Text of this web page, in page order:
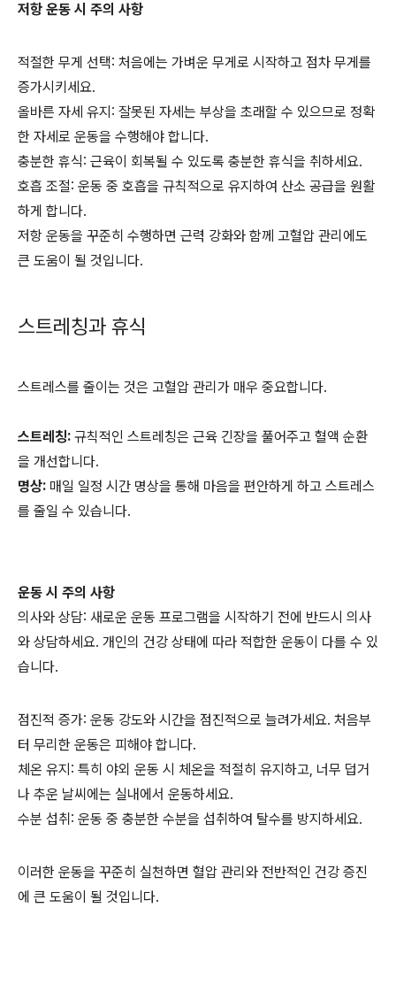
저항 운동 시 주의 사항
적절한 무게 선택: 처음에는 가벼운 무게로 시작하고 점차 무게를
증가시키세요.
올바른 자세 유지: 잘못된 자세는 부상을 초래할 수 있으므로 정확
한 자세로 운동을 수행해야 합니다.
충분한 휴식: 근육이 회복될 수 있도록 충분한 휴식을 취하세요.
호흡 조절: 운동 중 호흡을 규칙적으로 유지하여 산소 공급을 원활
하게 합니다.
저항 운동을 꾸준히 수행하면 근력 강화와 함께 고혈압 관리에도
큰 도움이 될 것입니다.
스트레칭과 휴식
스트레스를 줄이는 것은 고혈압 관리가 매우 중요합니다.
스트레칭: 규칙적인 스트레칭은 근육 긴장을 풀어주고 혈액 순환
을 개선합니다.
명상: 매일 일정 시간 명상을 통해 마음을 편안하게 하고 스트레스
를 줄일 수 있습니다.
운동 시 주의 사항
의사와 상담: 새로운 운동 프로그램을 시작하기 전에 반드시 의사
와 상담하세요. 개인의 건강 상태에 따라 적합한 운동이 다를 수 있
습니다.
점진적 증가: 운동 강도와 시간을 점진적으로 늘려가세요. 처음부
터 무리한 운동은 피해야 합니다.
체온 유지: 특히 야외 운동 시 체온을 적절히 유지하고, 너무 덥거
나 추운 날씨에는 실내에서 운동하세요.
수분 섭취: 운동 중 충분한 수분을 섭취하여 탈수를 방지하세요.
이러한 운동을 꾸준히 실천하면 혈압 관리와 전반적인 건강 증진
에 큰 도움이 될 것입니다.